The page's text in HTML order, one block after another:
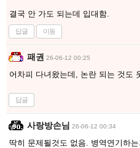
결국 안 가도 되는데 입대함.
답글 이동
패권 26-06-12 00:25
어차피 다녀왔는데, 논란 되는 것도
답글
사랑방손님 26-06-12 00:34
딱히 문제될것도 없음. 병역연기하